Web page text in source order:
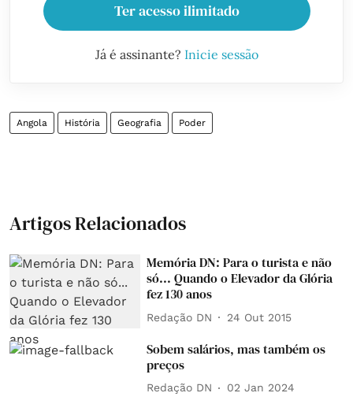
Ter acesso ilimitado
Já é assinante? Inicie sessão
Angola História Geografia Poder
Artigos Relacionados
Memória DN: Para o turista e não
só... Quando o Elevador da Glória
fez 130 anos
Redação DN 24 Out 2015
Sobem salários, mas também os
preços
Redação DN 02 Jan 2024